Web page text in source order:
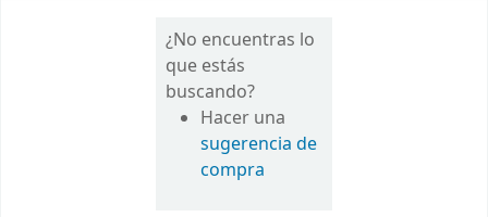
¿No encuentras lo
que estás
buscando?
Hacer una
sugerencia de
compra